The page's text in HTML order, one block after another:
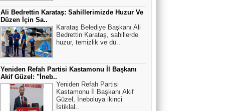
Ali Bedrettin Karataş: Sahillerimizde Huzur Ve
Düzen İçin Sa..
Karataş Belediye Başkanı Ali
Bedrettin Karataş, sahillerde
huzur, temizlik ve dü..
Yeniden Refah Partisi Kastamonu İl Başkanı
Akif Güzel: "İneb..
Yeniden Refah Partisi
Kastamonu İl Başkanı Akif
Güzel, İneboluya ikinci
İstiklal..